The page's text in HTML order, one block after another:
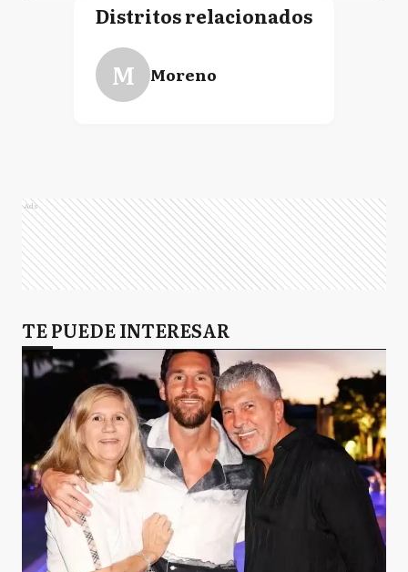
Distritos relacionados
M Moreno
Ads
TE PUEDE INTERESAR